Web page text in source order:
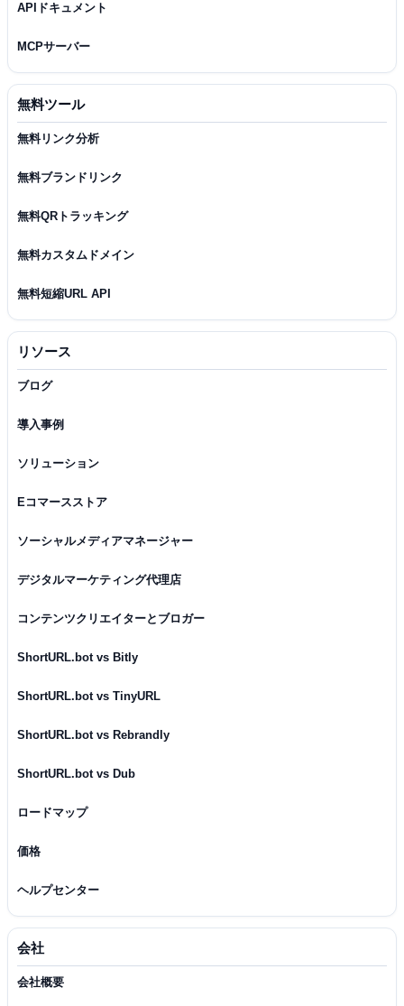
APIドキュメント
MCPサーバー
無料ツール
無料リンク分析
無料ブランドリンク
無料QRトラッキング
無料カスタムドメイン
無料短縮URL API
リソース
ブログ
導入事例
ソリューション
Eコマースストア
ソーシャルメディアマネージャー
デジタルマーケティング代理店
コンテンツクリエイターとブロガー
ShortURL.bot vs Bitly
ShortURL.bot vs TinyURL
ShortURL.bot vs Rebrandly
ShortURL.bot vs Dub
ロードマップ
価格
ヘルプセンター
会社
会社概要